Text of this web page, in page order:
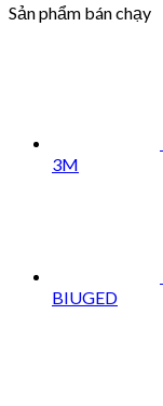
Sản phẩm bán chạy
3M
BIUGED